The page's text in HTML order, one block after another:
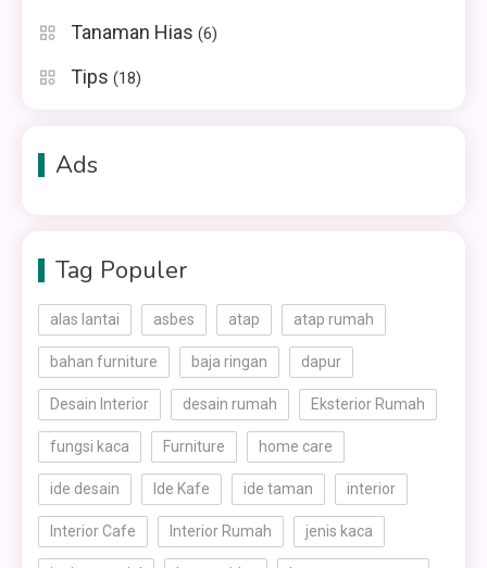
Tanaman Hias (6)
Tips (18)
Ads
Tag Populer
alas lantai asbes atap atap rumah
bahan furniture baja ringan dapur
Desain Interior desain rumah Eksterior Rumah
fungsi kaca Furniture home care
ide desain Ide Kafe ide taman interior
Interior Cafe Interior Rumah jenis kaca